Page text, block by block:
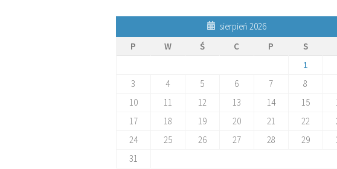
sierpień 2026
P
W Ś C P S
1
3
4 5 6 7 8
10
11 12 13 14 15
17
18 19 20 21 22
24
25 26 27 28 29
31